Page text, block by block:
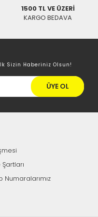
Hızlı Gönderi
130,53 TL
1500 TL VE ÜZERİ
KARGO BEDAVA
Sizin Haberiniz Olsun!
ÜYE OL
Numaralarımız